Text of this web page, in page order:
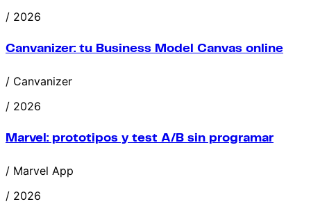
/ 2026
Canvanizer: tu Business Model Canvas online
/ Canvanizer
/ 2026
Marvel: prototipos y test A/B sin programar
/ Marvel App
/ 2026